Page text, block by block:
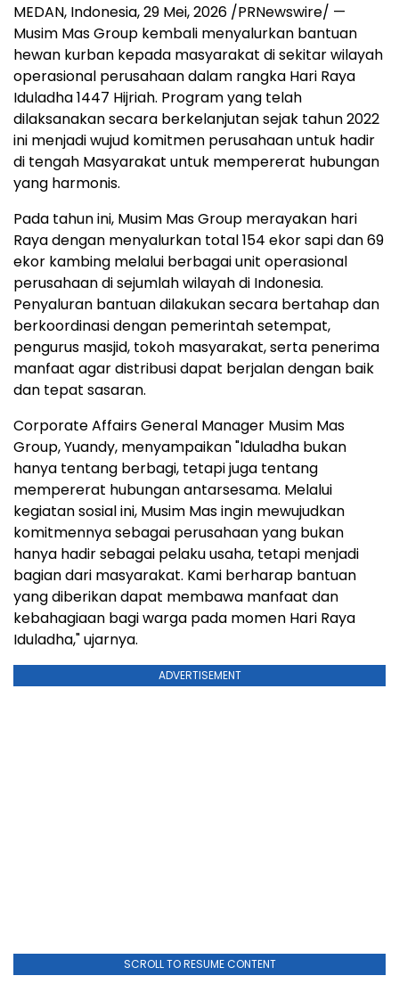
MEDAN, Indonesia,29 Mei, 2026 /PRNewswire/ —
Musim Mas Group kembali menyalurkan bantuan
hewan kurban kepada masyarakat di sekitar wilayah
operasional perusahaan dalam rangka Hari Raya
Iduladha 1447 Hijriah. Program yang telah
dilaksanakan secara berkelanjutan sejak tahun 2022
ini menjadi wujud komitmen perusahaan untuk hadir
di tengah Masyarakat untuk mempererat hubungan
yang harmonis.
Pada tahun ini, Musim Mas Group merayakan hari
Raya dengan menyalurkan total 154 ekor sapi dan 69
ekor kambing melalui berbagai unit operasional
perusahaan di sejumlah wilayah di Indonesia.
Penyaluran bantuan dilakukan secara bertahap dan
berkoordinasi dengan pemerintah setempat,
pengurus masjid, tokoh masyarakat, serta penerima
manfaat agar distribusi dapat berjalan dengan baik
dan tepat sasaran.
Corporate Affairs General Manager Musim Mas
Group, Yuandy, menyampaikan "Iduladha bukan
hanya tentang berbagi, tetapi juga tentang
mempererat hubungan antarsesama. Melalui
kegiatan sosial ini, Musim Mas ingin mewujudkan
komitmennya sebagai perusahaan yang bukan
hanya hadir sebagai pelaku usaha, tetapi menjadi
bagian dari masyarakat. Kami berharap bantuan
yang diberikan dapat membawa manfaat dan
kebahagiaan bagi warga pada momen Hari Raya
Iduladha," ujarnya.
ADVERTISEMENT
SCROLL TO RESUME CONTENT